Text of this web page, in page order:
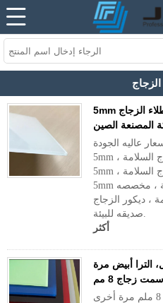
5mm الأبيض واضحة سوبر الظهر طلاء الزجاج
المصنعة الصين
عاليه الجودة
5mm الأبيض واضحة سوبر طلاء الزجاج السلامة ،
5mm منخفضه الحديد الأبيض طلاء الزجاج السلامة ،
5mm واضحة جدا الظهر الزجاج السلامة ، مخصصه
، ديكور الزجاج
صديقه للبيئة.
أكثر
الجدول، الترا أبيض مرة
زجاج 8 مم
جودة عالية 8 مم طلي الزجاج، 8 ملم مرة أخرى